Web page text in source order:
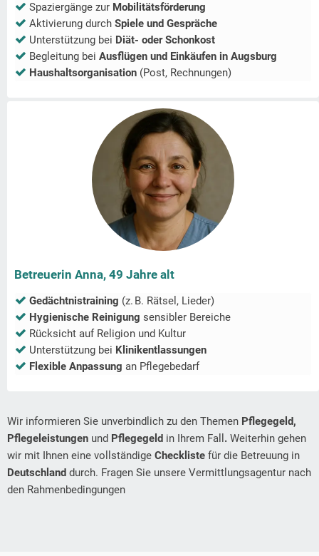
Spaziergänge zur Mobilitätsförderung
Aktivierung durch Spiele und Gespräche
Unterstützung bei Diät- oder Schonkost
Begleitung bei Ausflügen und Einkäufen in Augsburg
Haushaltsorganisation (Post, Rechnungen)
Betreuerin Anna, 49 Jahre alt
Gedächtnistraining (z. B. Rätsel, Lieder)
Hygienische Reinigung sensibler Bereiche
Rücksicht auf Religion und Kultur
Unterstützung bei Klinikentlassungen
Flexible Anpassung an Pflegebedarf
Wir informieren Sie unverbindlich zu den Themen Pflegegeld,
Pflegeleistungen und Pflegegeld in Ihrem Fall . Weiterhin gehen
wir mit Ihnen eine vollständige Checkliste für die Betreuung in
Deutschland durch. Fragen Sie unsere Vermittlungsagentur nach
den Rahmenbedingungen